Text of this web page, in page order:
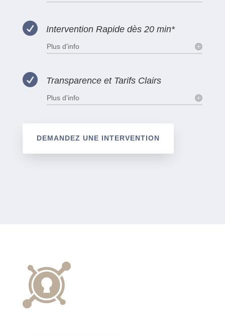
 Intervention Rapide dès 20 min*
Plus d'info
 Transparence et Tarifs Clairs
Plus d'info
DEMANDEZ UNE INTERVENTION
